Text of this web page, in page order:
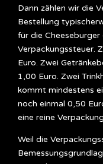
Dann zählen wir die
Bestellung
für die
Verpackungssteuer.
Euro. Zwei
1,00 Euro. Zwei
kommt mindestens
noch einmal 0,50
eine reine
Weil die